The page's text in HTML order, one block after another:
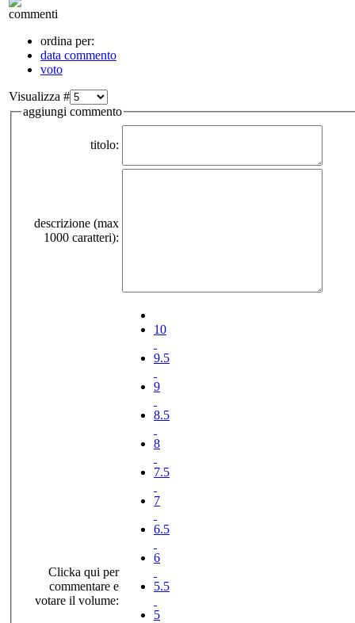
commenti
ordina per:
data commento
voto
Visualizza #
aggiungi commento
titolo:
descrizione (max
1000 caratteri):
Clicka qui per
commentare e
votare il volume:
10
9.5
9
8.5
8
7.5
7
6.5
6
5.5
5